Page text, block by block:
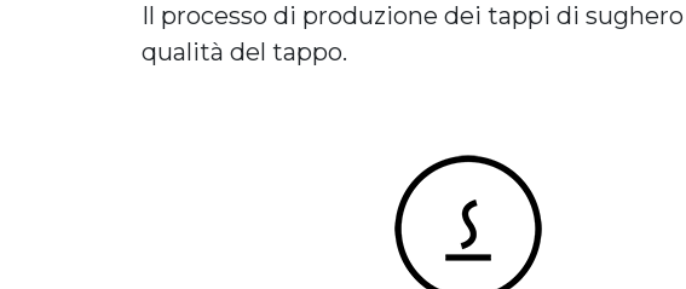
Il processo di produzione dei tappi di
qualità del tappo.